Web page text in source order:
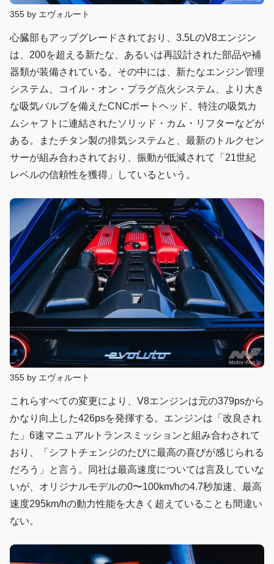
355 by エヴォルート
心臓部もアップグレードされており、3.5LのV8エンジン
は、200を超える新たな、あるいは再設計された部品や補
器類が装備されている。その中には、新たなエンジン管理
システム、コイル・オン・プラグ点火システム、より大き
な吸気バルブを備えたCNCポートヘッド、特注の吸気カ
ムシャフトに連結されたソリッド・カム・リフターなどが
ある。またチタン製の排気システムと、最新のトルクセン
サーが組み合わされており、振動が低減されて「21世紀
レベルの信頼性を獲得」しているという。
355 by エヴォルート
これらすべての変更により、V8エンジンは元の379psから
かなり向上した426psを発揮する。エンジンは「改良され
た」6速マニュアルトランスミッションと組み合わされて
おり、「シフトチェンジのたびに最高の喜びが感じられる
だろう」と言う。同社は最高速度については言及していな
いが、オリジナルモデルの0〜100km/hの4.7秒加速、最高
速度295km/hの動力性能を大きく超えていることも間違い
ない。